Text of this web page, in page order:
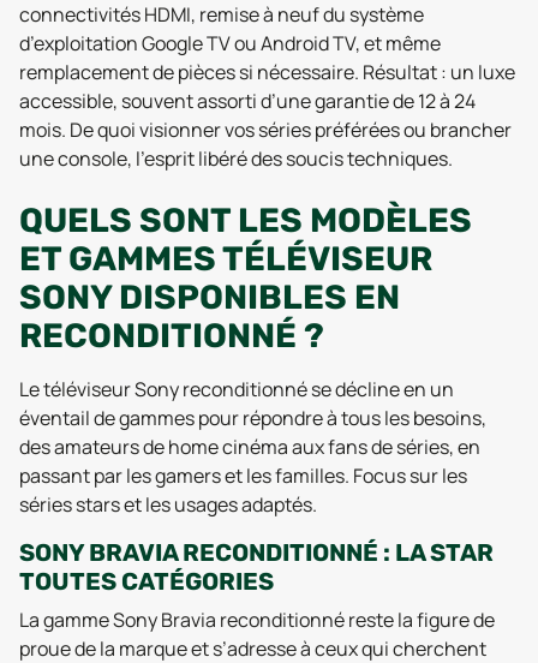
connectivités HDMI, remise à neuf du système
d’exploitation Google TV ou Android TV, et même
remplacement de pièces si nécessaire. Résultat : un luxe
accessible, souvent assorti d’une garantie de 12 à 24
mois. De quoi visionner vos séries préférées ou brancher
une console, l’esprit libéré des soucis techniques.
QUELS SONT LES MODÈLES
ET GAMMES TÉLÉVISEUR
SONY DISPONIBLES EN
RECONDITIONNÉ ?
Le téléviseur Sony reconditionné se décline en un
éventail de gammes pour répondre à tous les besoins,
des amateurs de home cinéma aux fans de séries, en
passant par les gamers et les familles. Focus sur les
séries stars et les usages adaptés.
SONY BRAVIA RECONDITIONNÉ : LA STAR
TOUTES CATÉGORIES
La gamme Sony Bravia reconditionné reste la figure de
proue de la marque et s’adresse à ceux qui cherchent